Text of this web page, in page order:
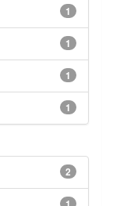
1
1
1
1
2